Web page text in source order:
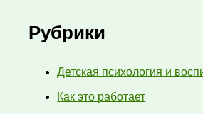
Рубрики
Детская психология и
Как это работает